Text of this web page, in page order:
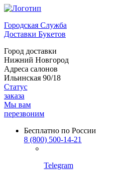
Городская Служба
Доставки Букетов
Город доставки
Нижний Новгород
Адреса салонов
Ильинская 90/18
Статус
заказа
Мы вам
перезвоним
Бесплатно по России
8 (800) 500-14-21
Telegram